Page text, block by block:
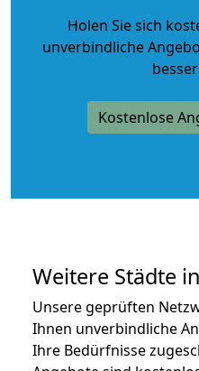
Holen Sie sich
unverbindliche
Kostenlose
Weitere Städte
Unsere geprüften
Ihnen unverbindliche
Ihre Bedürfnisse